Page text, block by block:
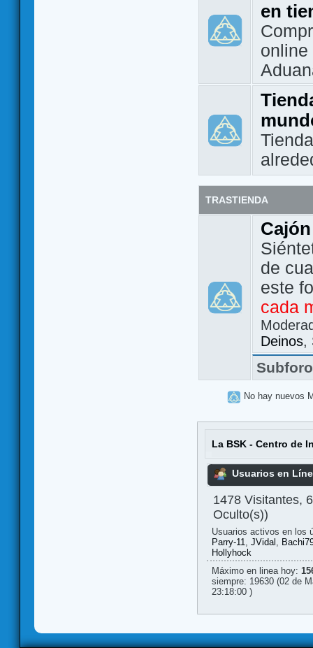
en
TRASTIENDA
de
este
cada
Deinos,
No hay nuevos
La BSK - Centro de
Usuarios en
1478 Visitantes,
Oculto(s))
Usuarios activos en los
Parry-11, JVidal ,
Hollyhock
Máximo en linea hoy:
siempre: 19630 (02 de
23:18:00 )